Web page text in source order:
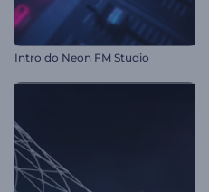
Intro do Neon FM Studio